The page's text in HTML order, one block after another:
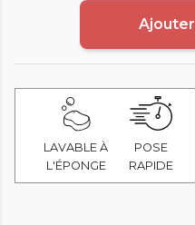
LAVABLE À
L'ÉPONGE
POSE
RAPIDE